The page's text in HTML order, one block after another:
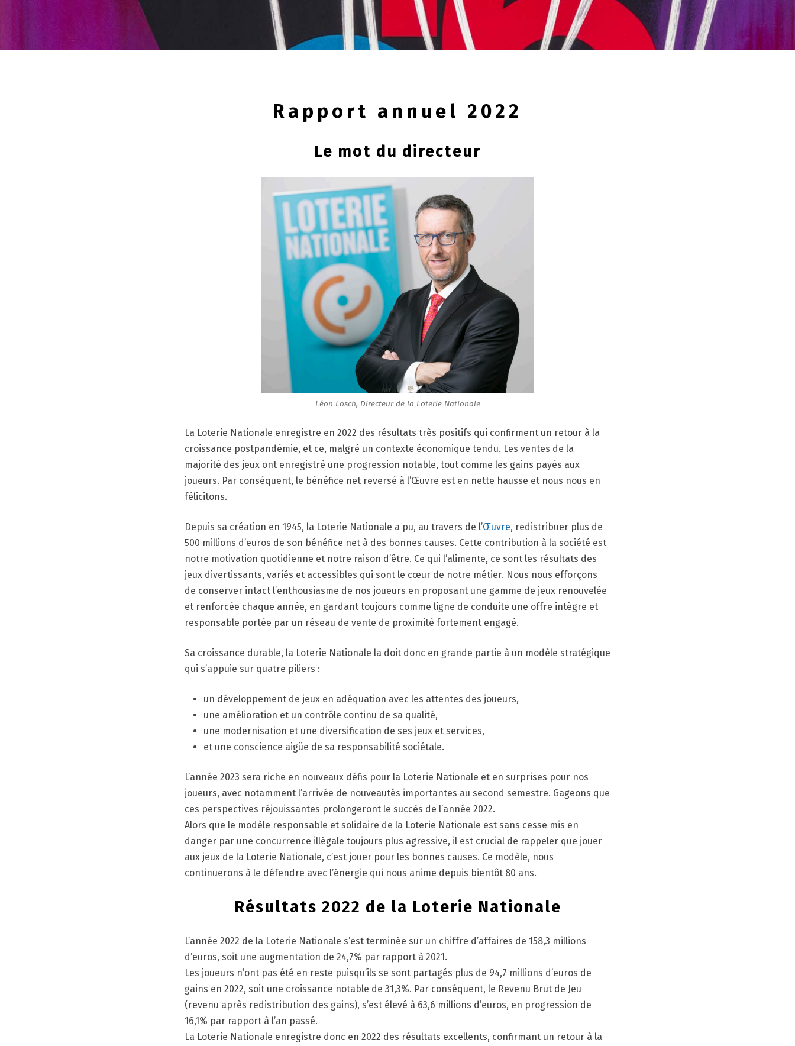
Rapport annuel 2022
Le mot du directeur
Léon Losch, Directeur de la Loterie Nationale
La Loterie Nationale enregistre en 2022 des résultats très positifs qui confirment un retour à la
croissance postpandémie, et ce, malgré un contexte économique tendu. Les ventes de la
majorité des jeux ont enregistré une progression notable, tout comme les gains payés aux
joueurs. Par conséquent, le bénéfice net reversé à l’Œuvre est en nette hausse et nous nous en
félicitons.
Depuis sa création en 1945, la Loterie Nationale a pu, au travers de l’Œuvre, redistribuer plus de
500 millions d’euros de son bénéfice net à des bonnes causes. Cette contribution à la société est
notre motivation quotidienne et notre raison d’être. Ce qui l’alimente, ce sont les résultats des
jeux divertissants, variés et accessibles qui sont le cœur de notre métier. Nous nous efforçons
de conserver intact l’enthousiasme de nos joueurs en proposant une gamme de jeux renouvelée
et renforcée chaque année, en gardant toujours comme ligne de conduite une offre intègre et
responsable portée par un réseau de vente de proximité fortement engagé.
Sa croissance durable, la Loterie Nationale la doit donc en grande partie à un modèle stratégique
qui s’appuie sur quatre piliers :
un développement de jeux en adéquation avec les attentes des joueurs,
une amélioration et un contrôle continu de sa qualité,
une modernisation et une diversification de ses jeux et services,
et une conscience aigüe de sa responsabilité sociétale.
L’année 2023 sera riche en nouveaux défis pour la Loterie Nationale et en surprises pour nos
joueurs, avec notamment l’arrivée de nouveautés importantes au second semestre. Gageons que
ces perspectives réjouissantes prolongeront le succès de l’année 2022.
Alors que le modèle responsable et solidaire de la Loterie Nationale est sans cesse mis en
danger par une concurrence illégale toujours plus agressive, il est crucial de rappeler que jouer
aux jeux de la Loterie Nationale, c’est jouer pour les bonnes causes. Ce modèle, nous
continuerons à le défendre avec l’énergie qui nous anime depuis bientôt 80 ans.
Résultats 2022 de la Loterie Nationale
L’année 2022 de la Loterie Nationale s’est terminée sur un chiffre d’affaires de 158,3 millions
d’euros, soit une augmentation de 24,7% par rapport à 2021.
Les joueurs n’ont pas été en reste puisqu’ils se sont partagés plus de 94,7 millions d’euros de
gains en 2022, soit une croissance notable de 31,3%. Par conséquent, le Revenu Brut de Jeu
(revenu après redistribution des gains), s’est élevé à 63,6 millions d’euros, en progression de
16,1% par rapport à l’an passé.
La Loterie Nationale enregistre donc en 2022 des résultats excellents, confirmant un retour à la